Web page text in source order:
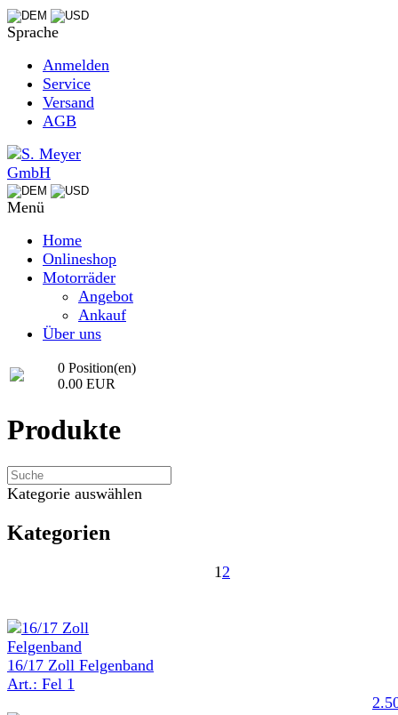
Sprache
Anmelden
Service
Versand
AGB
Menü
Home
Onlineshop
Motorräder
Angebot
Ankauf
Über uns
0 Position(en)
0.00 EUR
Produkte
Kategorie auswählen
Kategorien
1 2
16/17 Zoll Felgenband
Art.: Fel 1